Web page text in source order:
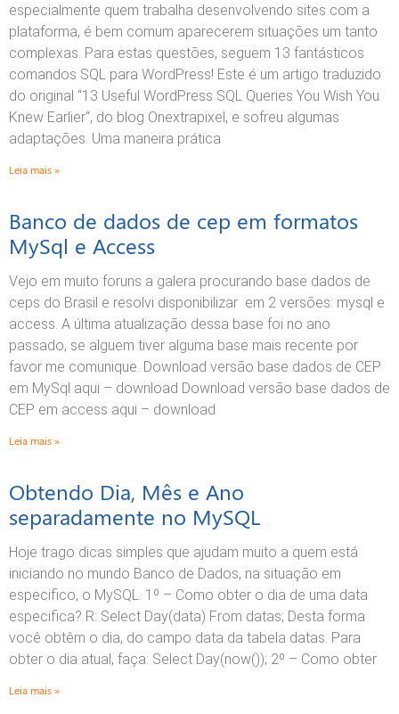
especialmente quem trabalha desenvolvendo sites com a
plataforma, é bem comum aparecerem situações um tanto
complexas. Para estas questões, seguem 13 fantásticos
comandos SQL para WordPress! Este é um artigo traduzido
do original “13 Useful WordPress SQL Queries You Wish You
Knew Earlier“, do blog Onextrapixel, e sofreu algumas
adaptações. Uma maneira prática
Leia mais »
Banco de dados de cep em formatos
MySql e Access
Vejo em muito foruns a galera procurando base dados de
ceps do Brasil e resolvi disponibilizar em 2 versões: mysql e
access. A última atualização dessa base foi no ano
passado, se alguem tiver alguma base mais recente por
favor me comunique. Download versão base dados de CEP
em MySql aqui – download Download versão base dados de
CEP em access aqui – download
Leia mais »
Obtendo Dia, Mês e Ano
separadamente no MySQL
Hoje trago dicas simples que ajudam muito a quem está
iniciando no mundo Banco de Dados, na situação em
especifico, o MySQL. 1º – Como obter o dia de uma data
especifica? R: Select Day(data) From datas; Desta forma
você obtêm o dia, do campo data da tabela datas. Para
obter o dia atual, faça: Select Day(now()); 2º – Como obter
Leia mais »